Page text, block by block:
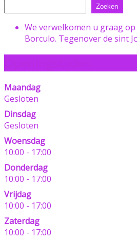
Zoeken
We verwelkomen u graag
Borculo. Tegenover de sint
Maandag
Gesloten
Dinsdag
Gesloten
Woensdag
10:00 - 17:00
Donderdag
10:00 - 17:00
Vrijdag
10:00 - 17:00
Zaterdag
10:00 - 17:00